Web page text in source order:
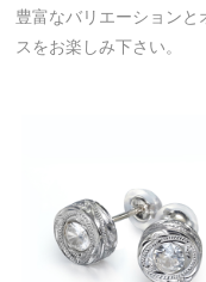
豊富なバリエーション
スをお楽しみ下さい。